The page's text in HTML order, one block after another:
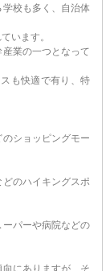
校も多く、自治体
います。
業の一つとなって
も快適で有り、特
ショッピングモー
のハイキングスポ
パーや病院などの
にありますが、そ